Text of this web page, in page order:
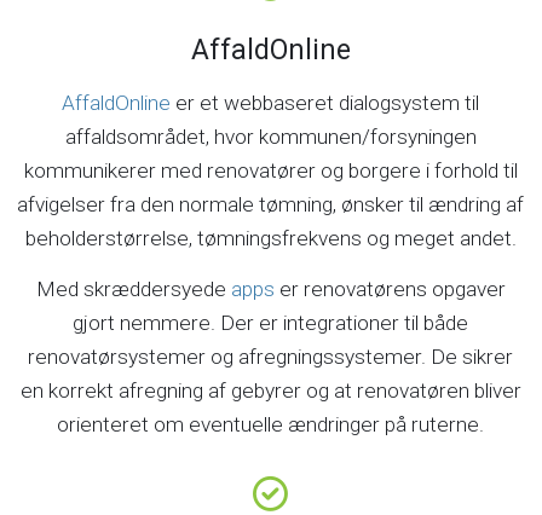
AffaldOnline
AffaldOnline er et webbaseret dialogsystem til
affaldsområdet, hvor kommunen/forsyningen
kommunikerer med renovatører og borgere i forhold til
afvigelser fra den normale tømning, ønsker til ændring af
beholderstørrelse, tømningsfrekvens og meget andet.
Med skræddersyede apps er renovatørens opgaver
gjort nemmere. Der er integrationer til både
renovatørsystemer og afregningssystemer. De sikrer
en korrekt afregning af gebyrer og at renovatøren bliver
orienteret om eventuelle ændringer på ruterne.